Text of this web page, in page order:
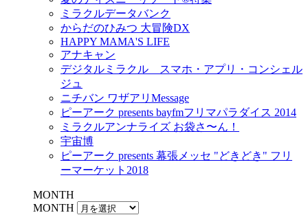
ミラクルデータバンク
からだのひみつ 大冒険DX
HAPPY MAMA'S LIFE
アナキャン
デジタルミラクル スマホ・アプリ・コンシェル
ジュ
ニチバン ワザアリMessage
ピーアーク presents bayfmフリマパラダイス 2014
ミラクルアンナライズ お袋さ〜ん！
宇宙博
ピーアーク presents 幕張メッセ "どきどき" フリ
ーマーケット2018
MONTH
MONTH